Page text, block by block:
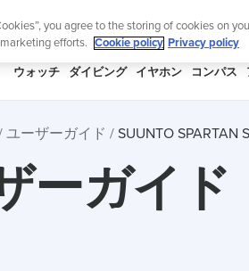
ニュ
ウォッチ ダイビング イヤホン コンパス
ユーザーガイド SUUNTO SPARTAN
ーガイド
you agree to the storing of cookies on
efforts.
Cookie policy Privacy policy